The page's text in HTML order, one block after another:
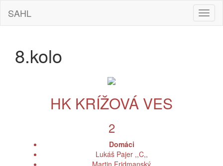
SAHL
8.kolo
HK KRÍŽOVÁ VES
2
Domáci
Lukáš Pajer ,,C,,